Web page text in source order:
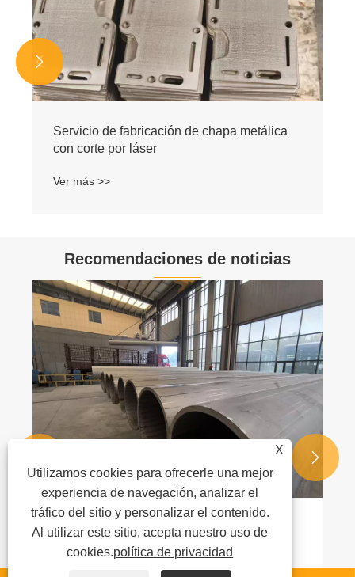
Servicio de fabricación de chapa metálica
con corte por láser
Ver más >>


Recomendaciones de noticias
¿Por qué elegir tubos soldados de acero
aleado para aplicaciones industriales?

X
Utilizamos cookies para ofrecerle una mejor
experiencia de navegación, analizar el
tráfico del sitio y personalizar el contenido.
Al utilizar este sitio, acepta nuestro uso de
cookies.política de privacidad